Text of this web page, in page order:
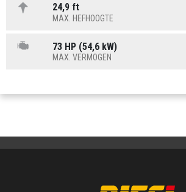
24,9 ft
MAX. HEFHOOGTE
73 HP (54,6 kW)
MAX. VERMOGEN